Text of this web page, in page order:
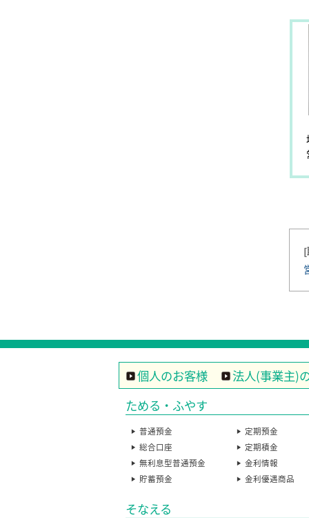
個人のお客様
法人(事業主)
ためる・ふやす
普通預金
定期預金
総合口座
定期積金
無利息型普通預金
金利情報
貯蓄預金
金利優遇商品
そなえる